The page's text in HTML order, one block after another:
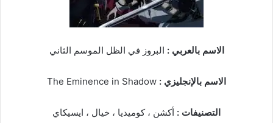
الاسم بالعربي : البروز في الظل الموسم الثاني
الاسم بالإنجليزي : The Eminence in Shadow
التصنيفات : أكشن ، كوميديا ، خيال ، ايسيكاي